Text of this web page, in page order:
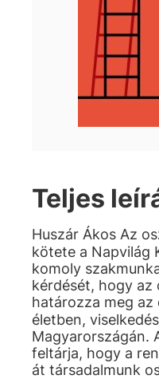
Teljes
Huszár Ákos Az
kötete a Napvilág
komoly
kérdését, hogy az
határozza meg az
életben,
Magyarországán.
feltárja, hogy a
át társadalmunk